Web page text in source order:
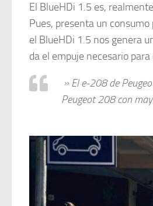
El BlueHDi 1.5 es,
Pues, presenta un
el BlueHDi 1.5 nos genera
da el empuje necesario
» El e-208 de
Peugeot 208 con